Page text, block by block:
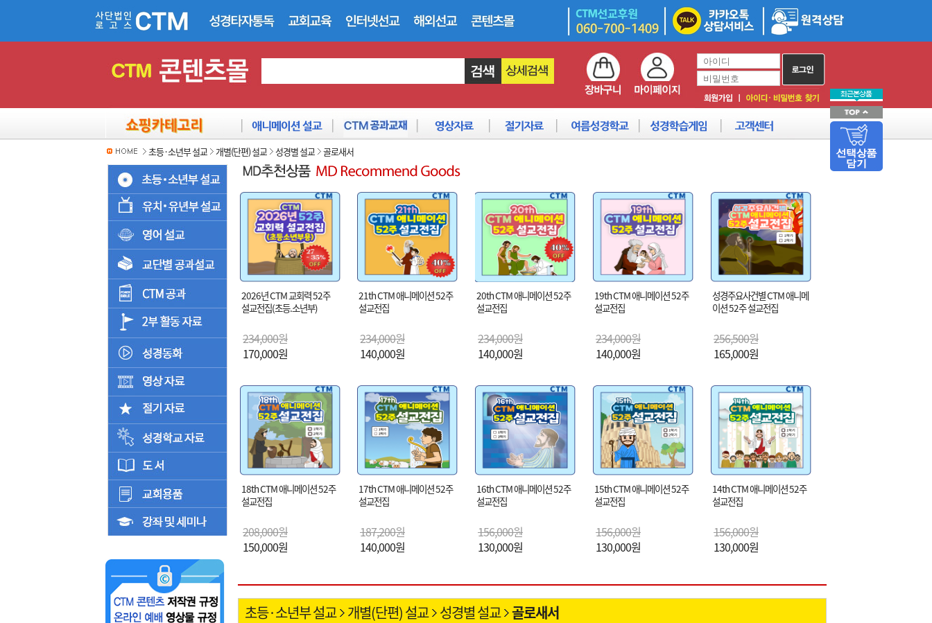
초등·소년부 설교 개별(단편) 설교 성경별 설교 골로새서
2026년 CTM 교회력 52주
설교전집(초등.소년부)
234,000원
170,000원
21th CTM 애니메이션 52주
설교전집
234,000원
140,000원
20th CTM 애니메이션 52주
설교전집
234,000원
140,000원
19th CTM 애니메이션 52주
설교전집
234,000원
140,000원
성경주요사건별 CTM 애니메
이션 52주 설교전집
256,500원
165,000원
18th CTM 애니메이션 52주
설교전집
208,000원
150,000원
17th CTM 애니메이션 52주
설교전집
187,200원
140,000원
16th CTM 애니메이션 52주
설교전집
156,000원
130,000원
15th CTM 애니메이션 52주
설교전집
156,000원
130,000원
14th CTM 애니메이션 52주
설교전집
156,000원
130,000원
초등·소년부 설교 개별(단편) 설교 성경별 설교 골로새서